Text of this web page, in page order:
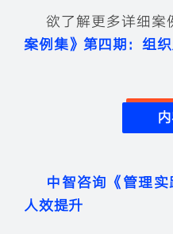
欲了解更多详细案
案例集》第四期：组
中智咨询《管理
人效提升